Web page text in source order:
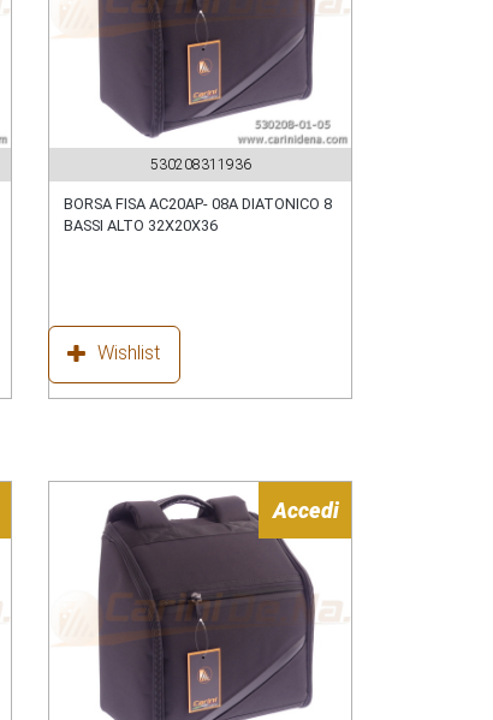
530208311936
BORSA FISA AC20AP- 08A DIATONICO 8
BASSI ALTO 32X20X36
Wishlist
Accedi